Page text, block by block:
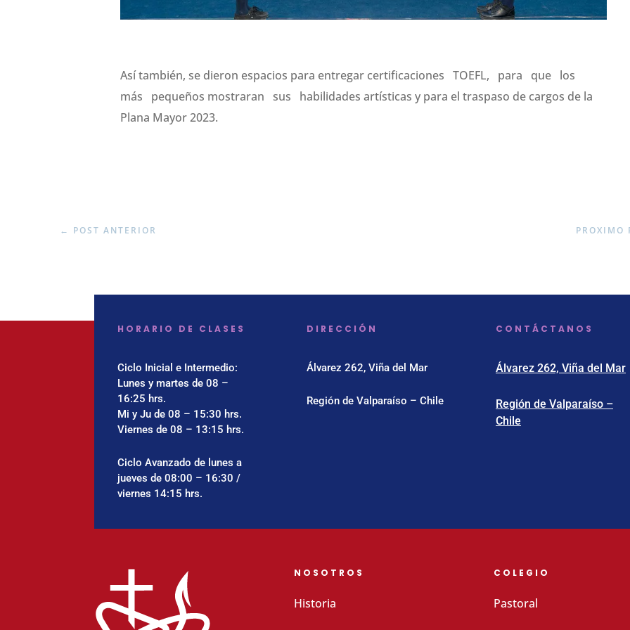
Así también, se dieron espacios para entregar certificaciones TOEFL, para que los
más pequeños mostraran sus habilidades artísticas y para el traspaso de cargos de la
Plana Mayor 2023.
← POST ANTERIOR PROXIMO
HORARIO DE CLASES
Ciclo Inicial e Intermedio:
Lunes y martes de 08 –
16:25 hrs.
Mi y Ju de 08 – 15:30 hrs.
Viernes de 08 – 13:15 hrs.
Ciclo Avanzado de lunes a
jueves de 08:00 – 16:30 /
viernes 14:15 hrs.
DIRECCIÓN
Álvarez 262, Viña del Mar
Región de Valparaíso – Chile
CONTÁCTANOS
Álvarez 262, Viña del Mar
Región de Valparaíso –
Chile
NOSOTROS
Historia
COLEGIO
Pastoral